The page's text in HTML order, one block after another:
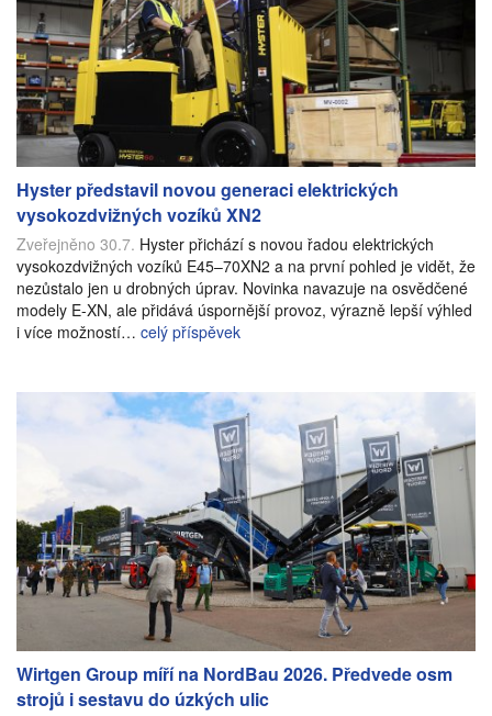
Hyster představil novou generaci elektrických
vysokozdvižných vozíků XN2
Zveřejněno 30.7. Hyster přichází s novou řadou elektrických
vysokozdvižných vozíků E45–70XN2 a na první pohled je vidět, že
nezůstalo jen u drobných úprav. Novinka navazuje na osvědčené
modely E-XN, ale přidává úspornější provoz, výrazně lepší výhled
i více možností… celý příspěvek
Wirtgen Group míří na NordBau 2026. Předvede osm
strojů i sestavu do úzkých ulic